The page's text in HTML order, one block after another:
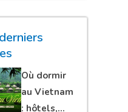
Où dormir
au Vietnam
: hôtels,